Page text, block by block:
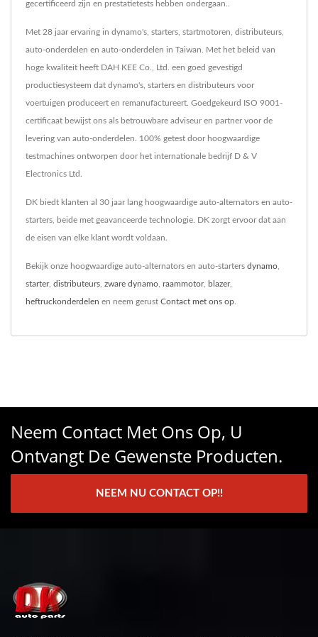
gecertificeerd zijn en prestatietests hebben ondergaan..
Met 28 jaar ervaring in dynamo's, starters, startmotoren, distributeurs,
auto-onderdelen en auto-onderdelen in Taiwan. Met het beleid van
hoge kwaliteit heeft DAH KEE Co., Ltd. een goed gevestigd
productiesysteem dat dynamo's, starters en distributeurs voor
voertuigen produceert en remanufactureert. Goedgekeurd ISO 9001-
certificaat bewijst ons als betrouwbare adviseur en partner voor de
levering van auto-onderdelen. 100% getest door hoogwaardige
testmachines ontworpen door het internationale bedrijf D & V
Electronics Ltd.
DK biedt klanten al 30 jaar lang hoogwaardige auto-alternators en auto-
starters, beide met geavanceerde technologie. DK zorgt ervoor dat aan
de eisen van elke klant wordt voldaan.
Bekijk onze hoogwaardige auto-alternators en auto-starters dynamo,
starter, distributeurs, zware dynamo, raammotor, blazer,
heftruckonderdelen en neem gerust Contact met ons op.
Neem Contact Met Ons Op, U
Ontvangt De Gewenste Producten.
NEEM NU CONTACT OP!!